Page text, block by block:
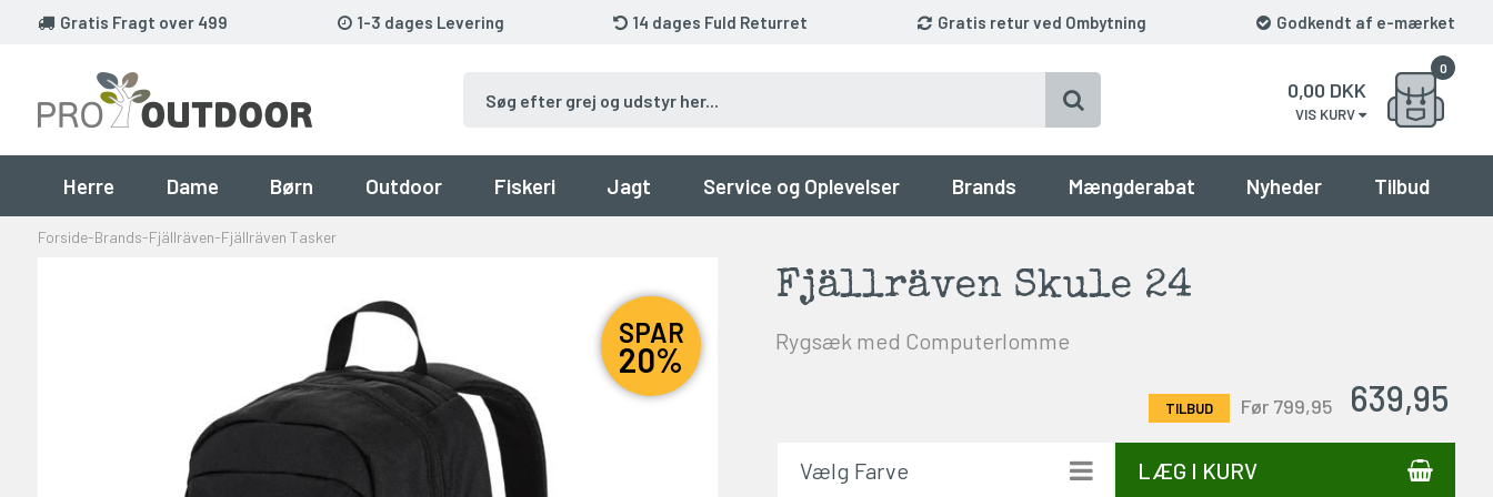
Gratis Fragt over 499 1-3 dages Levering 14 dages Fuld Returret Gratis retur ved Ombytning Godkendt af e-mærket
0
0,00 DKK
VIS KURV
Herre Dame Børn Outdoor Fiskeri Jagt Service og Oplevelser Brands Mængderabat Nyheder Tilbud
Forside-Brands-Fjällräven-Fjällräven Tasker
SPAR
20%
Fjällräven Skule 24
Rygsæk med Computerlomme
639,95
Før 799,95
LÆG I KURV